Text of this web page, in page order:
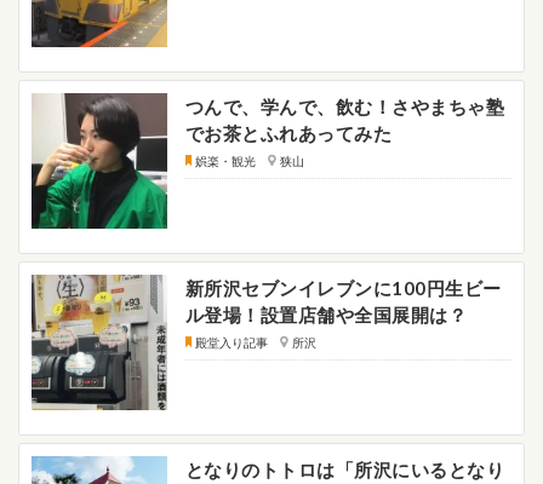
つんで、学んで、飲む！さやまちゃ塾
でお茶とふれあってみた
娯楽・観光 狭山
新所沢セブンイレブンに100円生ビー
ル登場！設置店舗や全国展開は？
殿堂入り記事 所沢
となりのトトロは「所沢にいるとなり